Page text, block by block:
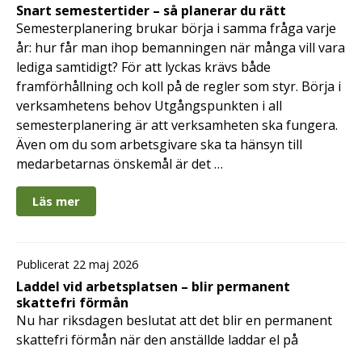
Snart semestertider – så planerar du rätt
Semesterplanering brukar börja i samma fråga varje
år: hur får man ihop bemanningen när många vill vara
lediga samtidigt? För att lyckas krävs både
framförhållning och koll på de regler som styr. Börja i
verksamhetens behov Utgångspunkten i all
semesterplanering är att verksamheten ska fungera.
Även om du som arbetsgivare ska ta hänsyn till
medarbetarnas önskemål är det …
Läs mer
Publicerat 22 maj 2026
Laddel vid arbetsplatsen – blir permanent
skattefri förmån
Nu har riksdagen beslutat att det blir en permanent
skattefri förmån när den anställde laddar el på